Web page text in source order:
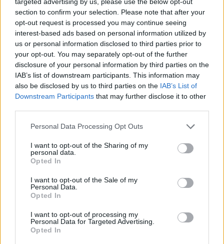
section to confirm your selection. Please note that after your
opt-out request is processed you may continue seeing
interest-based ads based on personal information utilized by
us or personal information disclosed to third parties prior to
your opt-out. You may separately opt-out of the further
disclosure of your personal information by third parties on the
IAB’s list of downstream participants. This information may
also be disclosed by us to third parties on the IAB’s List of
Downstream Participants that may further disclose it to other
Please note that this website/app uses one or more Google
not limited to your visit or usage behaviour. You may click to
grant or deny consent to Google and its third-party tags to
use your data for below specified purposes in below Google
consent section.
Personal Data Processing Opt Outs
I want to opt-out of the Sharing of my
personal data.
Opted In
I want to opt-out of the Sale of my
Personal Data.
Opted In
I want to opt-out of processing my
Personal Data for Targeted Advertising.
Opted In
emergentes y competencias clave